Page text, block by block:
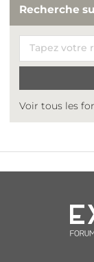
Recherche
Voir tous les